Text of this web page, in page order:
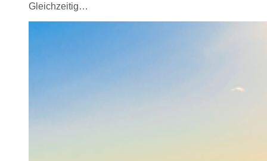
Gleichzeitig…